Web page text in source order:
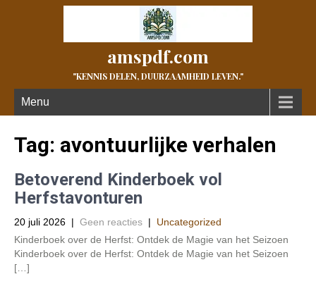
amspdf.com
"KENNIS DELEN, DUURZAAMHEID LEVEN."
Menu
Tag: avontuurlijke verhalen
Betoverend Kinderboek vol
Herfstavonturen
20 juli 2026 | Geen reacties | Uncategorized
Kinderboek over de Herfst: Ontdek de Magie van het Seizoen
Kinderboek over de Herfst: Ontdek de Magie van het Seizoen
[…]